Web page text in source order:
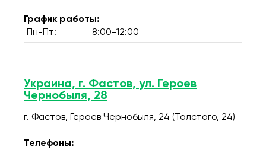
График работы:
Пн-Пт:
8:00-12:00
Украина, г. Фастов, ул. Героев
Чернобыля, 28
г. Фастов, Героев Чернобыля, 24 (Толстого, 24)
Телефоны: